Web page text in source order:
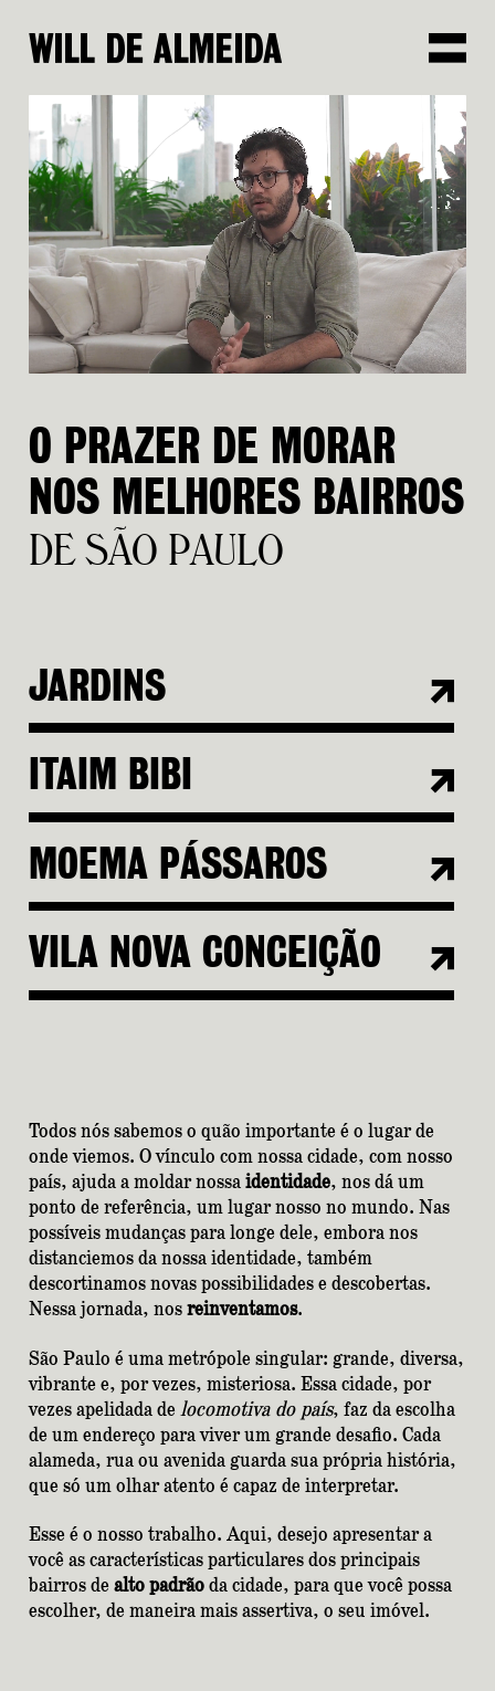
O P RAZ E R D E MO RAR
NOS M E LHO RES BAI RROS
DESÃO PAULO
JARDINS
ITAIM BIBI
MOEMA PÁSSAROS
VILA NOVA CONCEIÇÃO
Todos nós sabemos o quão importante é o lugar de
onde viemos. O vínculo com nossa cidade, com nosso
país, ajuda a moldar nossaidentidade, nos dá um
ponto de referência, um lugar nosso no mundo. Nas
possíveis mudanças para longe dele, embora nos
distanciemos da nossa identidade, também
descortinamos novas possibilidades e descobertas.
Nessa jornada, nosreinventamos.
São Paulo é uma metrópole singular: grande, diversa,
vibrante e, por vezes, misteriosa. Essa cidade, por
vezes apelidada delocomotiva do país, faz da escolha
de um endereço para viver um grande desafio. Cada
alameda, rua ou avenida guarda sua própria história,
que só um olhar atento é capaz de interpretar.
Esse é o nosso trabalho. Aqui, desejo apresentar a
você as características particulares dos principais
bairros dealto padrãoda cidade, para que você possa
escolher, de maneira mais assertiva, o seu imóvel.